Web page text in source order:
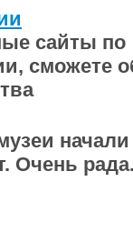
сайты по
сможете
начали
Очень